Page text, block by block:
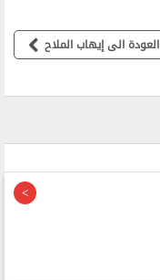
العودة الى إيهاب الملاح